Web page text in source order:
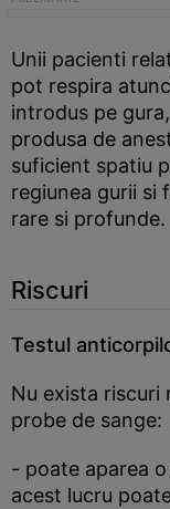
Unii pacienti
pot respira
introdus pe
produsa de
suficient spatiu
regiunea gurii si
rare si profunde.
Riscuri
Testul
Nu exista riscuri
probe de sange:
- poate aparea
acest lucru